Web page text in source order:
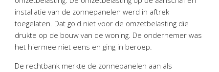
Nieuwsbrief
Nieuwsoverzicht
Handige links
Downloads
installatie van de zonnepanelen werd in aftrek
toegelaten. Dat gold niet voor de omzetbelasting die
drukte op de bouw van de woning. De ondernemer was
het hiermee niet eens en ging in beroep.
De rechtbank merkte de zonnepanelen aan als